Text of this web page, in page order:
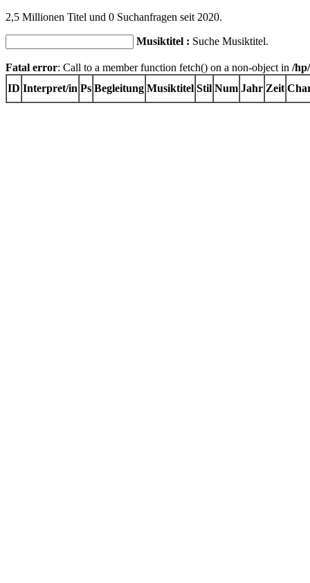
2,5 Millionen Titel und 0 Suchanfragen seit 2020.
Musiktitel : Suche Musiktitel.
Fatal error: Call to a member function fetch() on a non-object in /
ID Interpret/in Ps Begleitung Musiktitel Stil Num Jahr Zeit